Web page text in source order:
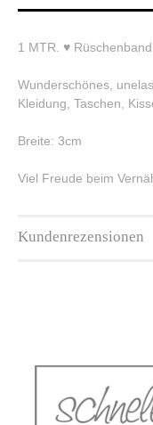
1 MTR. ♥
Wunderschönes,
Kleidung, Taschen,
Breite: 3cm
Viel Freude beim
Kundenrezensionen